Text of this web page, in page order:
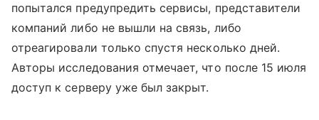
попытался предупредить сервисы, представители
компаний либо не вышли на связь, либо
отреагировали только спустя несколько дней.
Авторы исследования отмечает, что после 15 июля
доступ к серверу уже был закрыт.